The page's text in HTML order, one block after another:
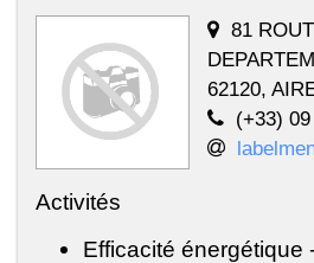
81
62120,
(+33)
Activités
Efficacité énergétique